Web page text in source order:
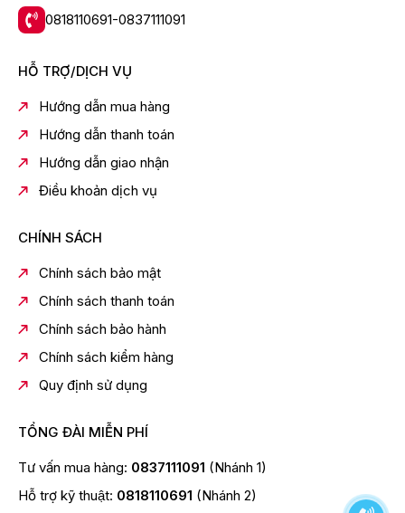
Bảo hành máy:3 năm
11. Ưu điểm nổi bật
✔ Công suất mạnh cho phòng lớn
✔ Có WiFi điều khiển qua app
✔ Lọc bụi mịn PM1.0
✔ Làm lạnh nhanh Hi Power
✔ Tiết kiệm điện Hybrid Inverter
✖ Không có sưởi
✖ Giá cao hơn dòng cơ bản
13. Có nên mua Toshiba RAS-
H18P2KCVG-V?
👉NÊN MUA nếu bạn cần:
Máy lạnh cho phòng 20–30m²
Điều khiển bằng điện thoại
👉KHÔNG cần nếu:
0818110691-0837111091
HỖ TRỢ/DỊCH VỤ
Hướng dẫn mua hàng
Hướng dẫn thanh toán
Hướng dẫn giao nhận
Điều khoản dịch vụ
CHÍNH SÁCH
Chính sách bảo mật
Chính sách thanh toán
Chính sách bảo hành
Chính sách kiểm hàng
Quy định sử dụng
TỔNG ĐÀI MIỄN PHÍ
Tư vấn mua hàng: 0837111091 (Nhánh 1)
Hỗ trợ kỹ thuật: 0818110691 (Nhánh 2)